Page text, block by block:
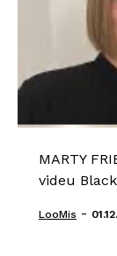
MARTY
videu
LooMis -